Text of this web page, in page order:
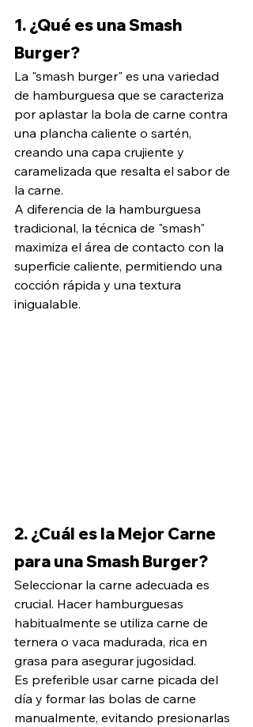
1. ¿Qué es una Smash
Burger?
La "smash burger" es una variedad
de hamburguesa que se caracteriza
por aplastar la bola de carne contra
una plancha caliente o sartén,
creando una capa crujiente y
caramelizada que resalta el sabor de
la carne.
A diferencia de la hamburguesa
tradicional, la técnica de "smash"
maximiza el área de contacto con la
superficie caliente, permitiendo una
cocción rápida y una textura
inigualable.
2. ¿Cuál es la Mejor Carne
para una Smash Burger?
Seleccionar la carne adecuada es
crucial. Hacer hamburguesas
habitualmente se utiliza carne de
ternera o vaca madurada, rica en
grasa para asegurar jugosidad.
Es preferible usar carne picada del
día y formar las bolas de carne
manualmente, evitando presionarlas